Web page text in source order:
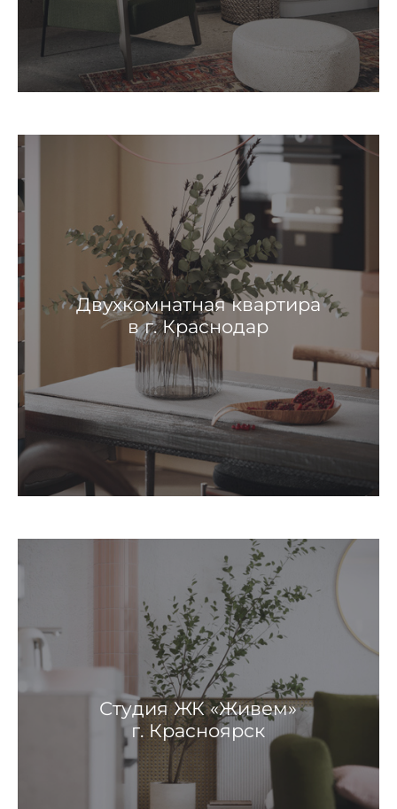
Двухкомнатная квартира
в г. Краснодар
Студия ЖК «Живем»
г. Красноярск